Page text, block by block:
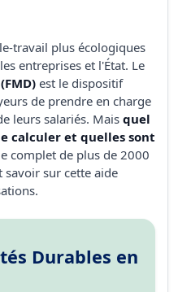
travail plus écologiques
entreprises et l'État. Le
est le dispositif
de prendre en charge
leurs salariés. Mais quel
calculer et quelles sont
complet de plus de 2000
sur cette aide
Durables en